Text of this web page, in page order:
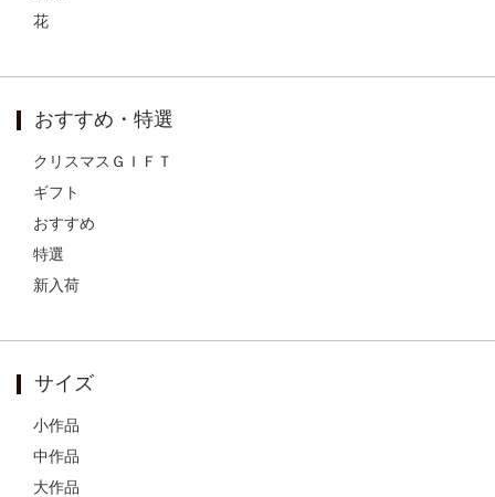
花
おすすめ・特選
クリスマスＧＩＦＴ
ギフト
おすすめ
特選
新入荷
サイズ
小作品
中作品
大作品